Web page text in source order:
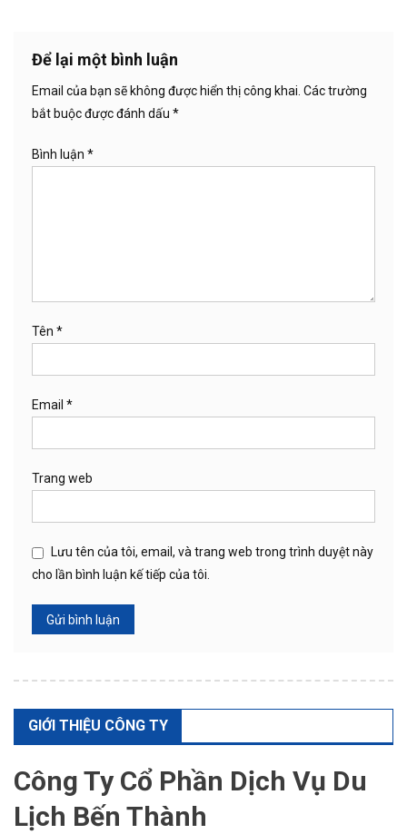
Để lại một bình luận
Email của bạn sẽ không được hiển thị công khai. Các trường
bắt buộc được đánh dấu *
Bình luận *
Tên *
Email *
Trang web
Lưu tên của tôi, email, và trang web trong trình duyệt này
cho lần bình luận kế tiếp của tôi.
GIỚI THIỆU CÔNG TY
Công Ty Cổ Phần Dịch Vụ Du
Lịch Bến Thành